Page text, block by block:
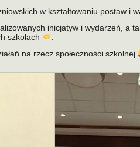
w kształtowaniu postaw i
inicjatyw i wydarzeń, a
szkołach
na rzecz społeczności szkolnej